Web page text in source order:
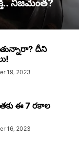
నిజమెంత?
దీని
19, 2023
ఈ 7 రకాల
16, 2023